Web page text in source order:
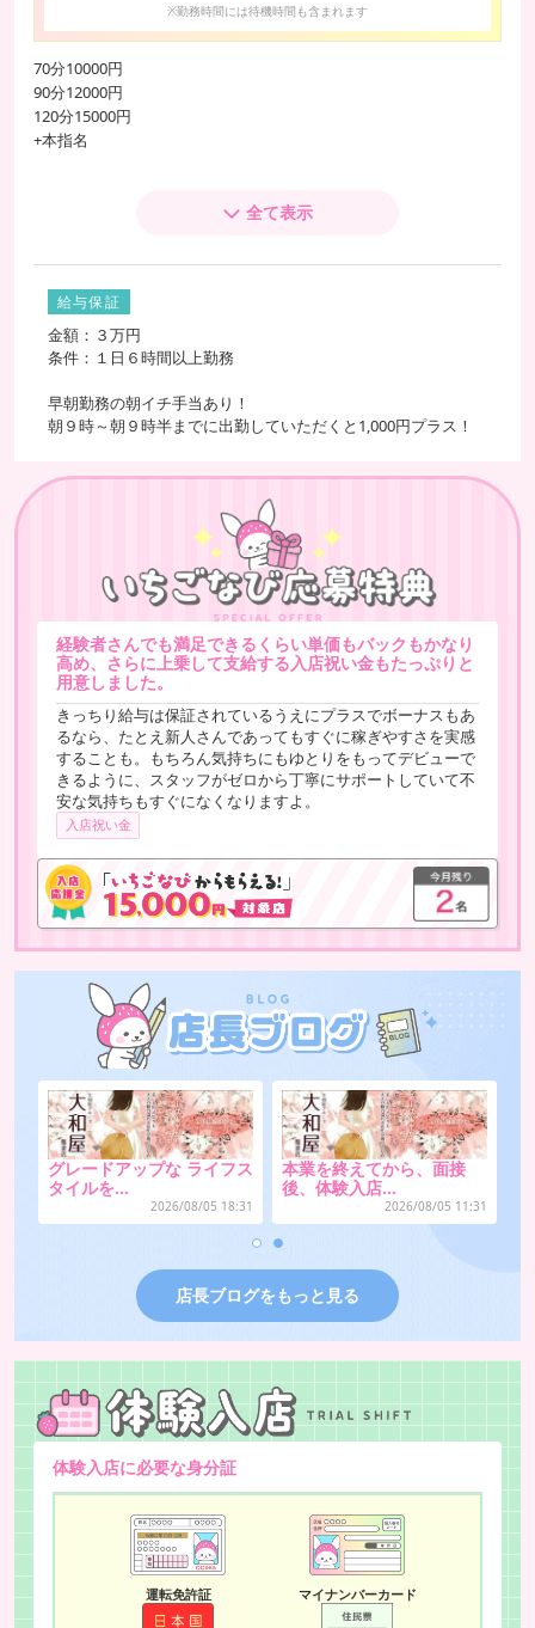
※勤務時間には待機時間も含まれます
70分10000円
90分12000円
120分15000円
+本指名
70分13000円の女性もたくさんいます
80分 11000円～14000円
90分 12000円～15000円
ネット指名
3000円
※本指名の本数により、翌月昇給制度あり
お給料例
■Ａさん（勤務2ヶ月）
13：00～21：00出勤
70分コース×2=20,000円
90分コース×2=24,000円
120分コース×1=15,000円
1日のお給料59,000円
10：00～17：00出勤
70分コース×2=20,000円
120分コース×2=30,000円
※上記手取り金額
もちろんこれ以上稼いで頂くことも可能です。
全て表示
給与保証
金額：３万円
条件：１日６時間以上勤務
早朝勤務の朝イチ手当あり！
朝９時～朝９時半までに出勤していただくと1,000円プラス！
経験者さんでも満足できるくらい単価もバックもかなり
高め、さらに上乗して支給する入店祝い金もたっぷりと
用意しました。
きっちり給与は保証されているうえにプラスでボーナスもあ
るなら、たとえ新人さんであってもすぐに稼ぎやすさを実感
することも。もちろん気持ちにもゆとりをもってデビューで
きるように、スタッフがゼロから丁寧にサポートしていて不
安な気持ちもすぐになくなりますよ。
入店祝い金
グレードアップな ライフス
タイルを…
2026/08/05 18:31
本業を終えてから、面接
後、体験入店…
2026/08/05 11:31
店長ブログをもっと見る
体験入店に必要な身分証
運転免許証 マイナンバーカード